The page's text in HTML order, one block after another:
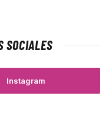
SOCIALES
Instagram